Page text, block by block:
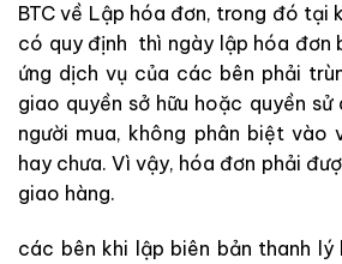
BTC về Lập hóa đơn, trong đó tại
có quy định thì ngày lập hóa đơn
ứng dịch vụ của các bên phải
giao quyền sở hữu hoặc quyền sử
người mua, không phân biệt vào
hay chưa. Vì vậy, hóa đơn phải
giao hàng.
các bên khi lập biên bản thanh